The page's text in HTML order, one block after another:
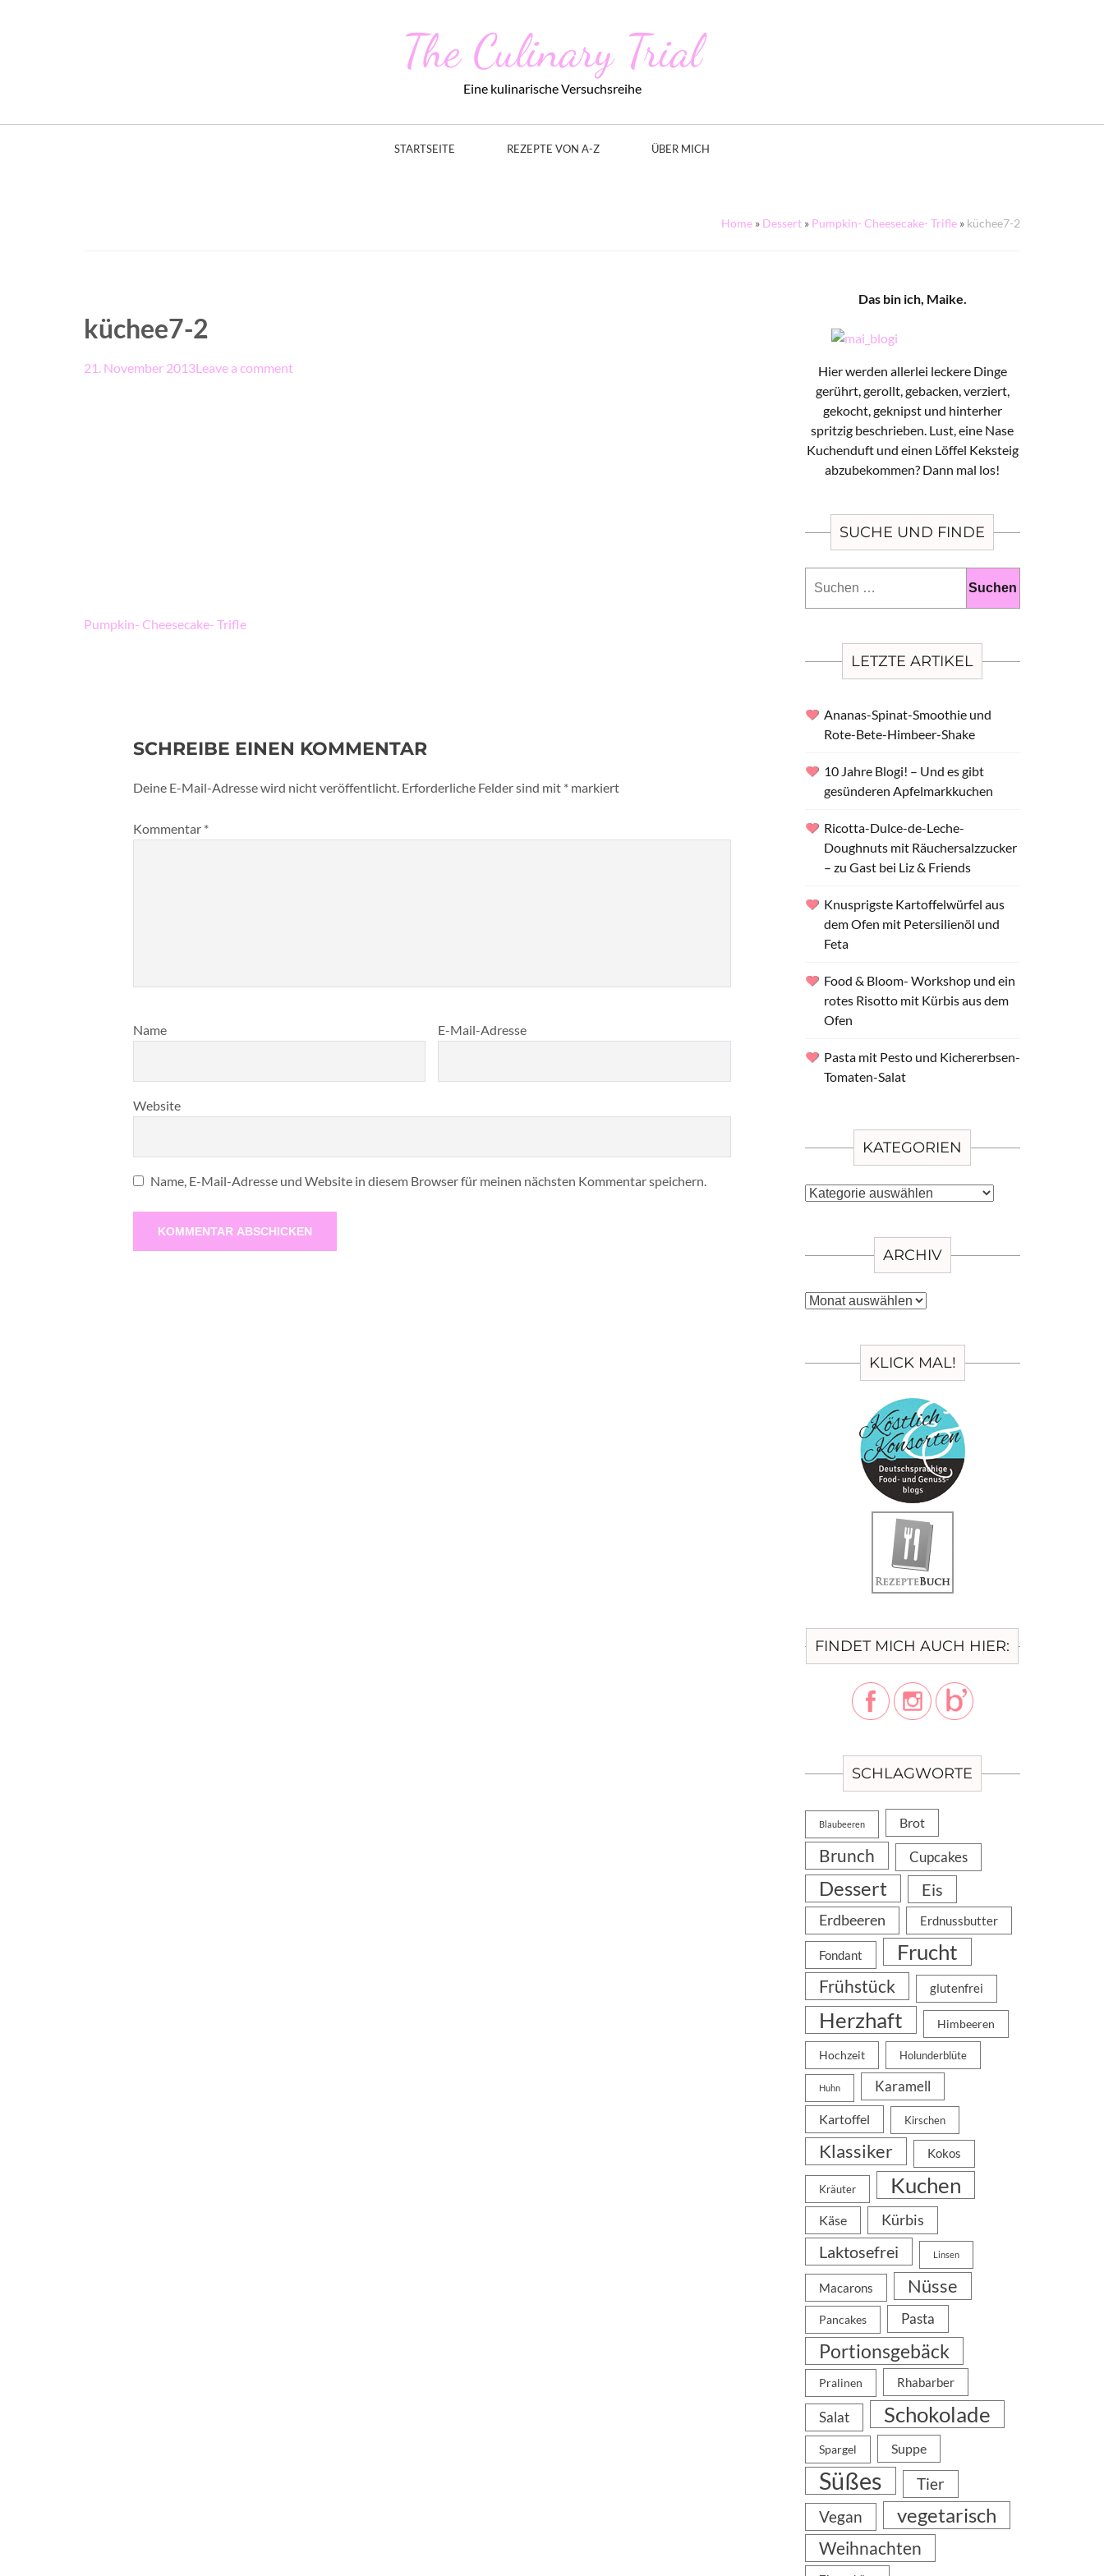
The Culinary Trial
Eine kulinarische Versuchsreihe
STARTSEITE REZEPTE VON A-Z ÜBER MICH
Home » Dessert » Pumpkin- Cheesecake- Trifle » küchee7-2
küchee7-2
21. November 2013Leave a comment
Beitragsnavigation
Pumpkin- Cheesecake- Trifle
SCHREIBE EINEN KOMMENTAR
Deine E-Mail-Adresse wird nicht veröffentlicht. Erforderliche Felder sind mit * markiert
Kommentar *
Name E-Mail-Adresse
Website
Name, E-Mail-Adresse und Website in diesem Browser für meinen nächsten Kommentar speichern.
Das bin ich, Maike.
Hier werden allerlei leckere Dinge
gerührt, gerollt, gebacken, verziert,
gekocht, geknipst und hinterher
spritzig beschrieben. Lust, eine Nase
Kuchenduft und einen Löffel Keksteig
abzubekommen? Dann mal los!
SUCHE UND FINDE
nach:
LETZTE ARTIKEL
Ananas-Spinat-Smoothie und
Rote-Bete-Himbeer-Shake
10 Jahre Blogi! – Und es gibt
gesünderen Apfelmarkkuchen
Ricotta-Dulce-de-Leche-
Doughnuts mit Räuchersalzzucker
– zu Gast bei Liz & Friends
Knusprigste Kartoffelwürfel aus
dem Ofen mit Petersilienöl und
Feta
Food & Bloom- Workshop und ein
rotes Risotto mit Kürbis aus dem
Ofen
Pasta mit Pesto und Kichererbsen-
Tomaten-Salat
KATEGORIEN
Kategorien
ARCHIV
Archiv
KLICK MAL!
FINDET MICH AUCH HIER:
SCHLAGWORTE
Blaubeeren Brot
Brunch Cupcakes
Dessert Eis
Erdbeeren Erdnussbutter
Fondant Frucht
Frühstück glutenfrei
Herzhaft Himbeeren
Hochzeit Holunderblüte
Huhn Karamell
Kartoffel Kirschen
Klassiker Kokos
Kräuter Kuchen
Käse Kürbis
Laktosefrei Linsen
Macarons Nüsse
Pancakes Pasta
Portionsgebäck
Pralinen Rhabarber
Salat Schokolade
Spargel Suppe
Süßes
Tier
Vegan
vegetarisch
Weihnachten